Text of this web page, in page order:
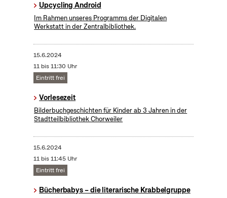
Upcycling Android
Im Rahmen unseres Programms der Digitalen
Werkstatt in der Zentralbibliothek.
15.6.2024
11 bis 11:30 Uhr
Eintritt frei
Vorlesezeit
Bilderbuchgeschichten für Kinder ab 3 Jahren in der
Stadtteilbibliothek Chorweiler
15.6.2024
11 bis 11:45 Uhr
Eintritt frei
Bücherbabys – die literarische Krabbelgruppe